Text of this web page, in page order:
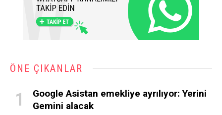
ÖNE ÇIKANLAR
Google Asistan emekliye ayrılıyor: Yerini
Gemini alacak